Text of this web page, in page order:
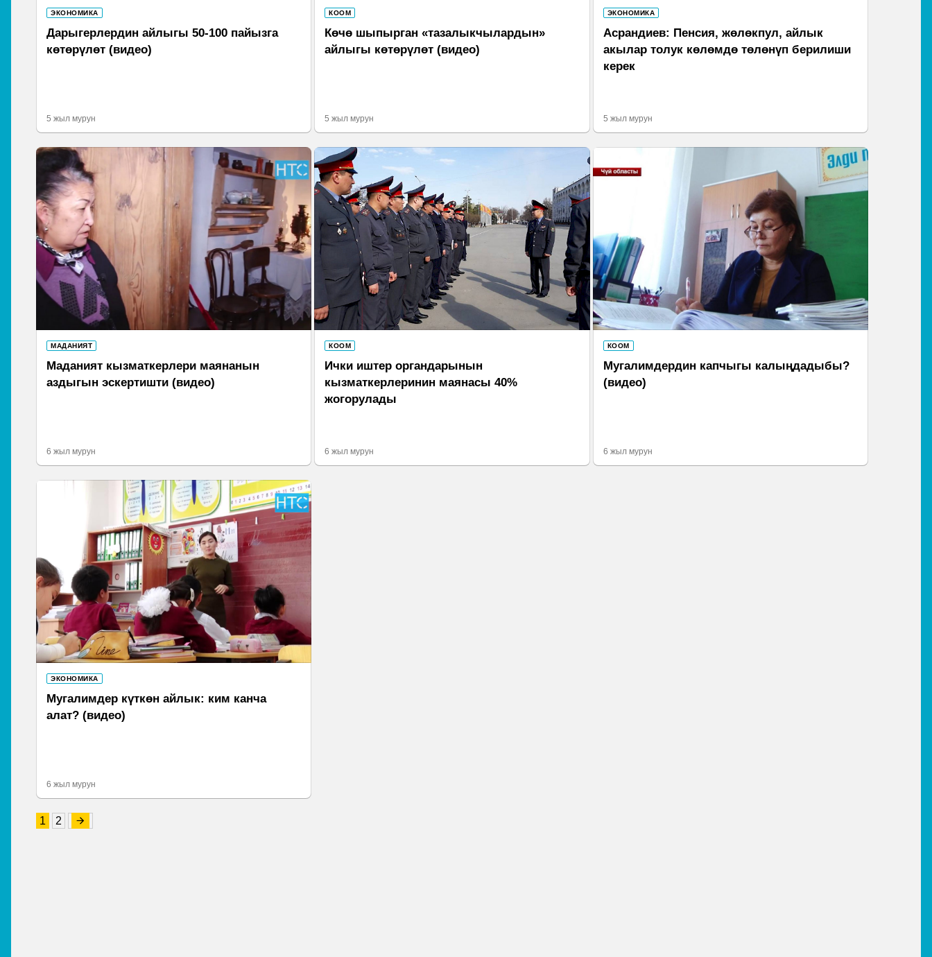
ЭКОНОМИКА
Дарыгерлердин айлыгы 50-100 пайызга
көтөрүлөт (видео)
5 жыл мурун
КООМ
Көчө шыпырган «тазалыкчылардын»
айлыгы көтөрүлөт (видео)
5 жыл мурун
ЭКОНОМИКА
Асрандиев: Пенсия, жөлөкпул, айлык
акылар толук көлөмдө төлөнүп берилиши
керек
5 жыл мурун
МАДАНИЯТ
Маданият кызматкерлери маянанын
аздыгын эскертишти (видео)
6 жыл мурун
КООМ
Ички иштер органдарынын
кызматкерлеринин маянасы 40%
жогорулады
6 жыл мурун
КООМ
Мугалимдердин капчыгы калыңдадыбы?
(видео)
6 жыл мурун
ЭКОНОМИКА
Мугалимдер күткөн айлык: ким канча
алат? (видео)
6 жыл мурун
1 2